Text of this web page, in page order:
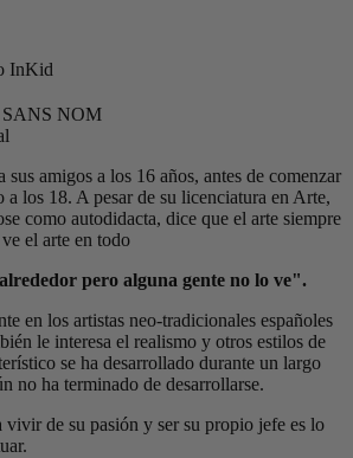
InKid
NOM
sus amigos a los 16 años, antes de comenzar
a los 18. A pesar de su licenciatura en Arte,
como autodidacta, dice que el arte siempre
el arte en todo
pero alguna gente no lo ve".
en los artistas neo-tradicionales españoles
le interesa el realismo y otros estilos de
se ha desarrollado durante un largo
no ha terminado de desarrollarse.
vivir de su pasión y ser su propio jefe es lo